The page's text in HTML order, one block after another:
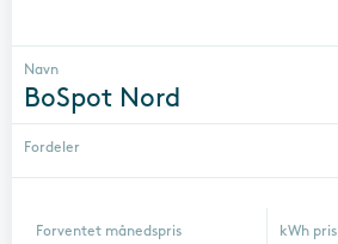
Navn
BoSpot Nord
Fordeler
Forventet månedspris kWh pris